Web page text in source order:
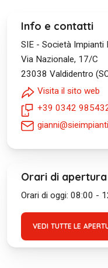
Info e contatti
SIE - Società Impianti
Via Nazionale, 17/C
23038 Valdidentro
Visita il sito web
+39 0342
Orari di apertura
Orari di oggi: 08:00 -
VEDI TUTTE LE